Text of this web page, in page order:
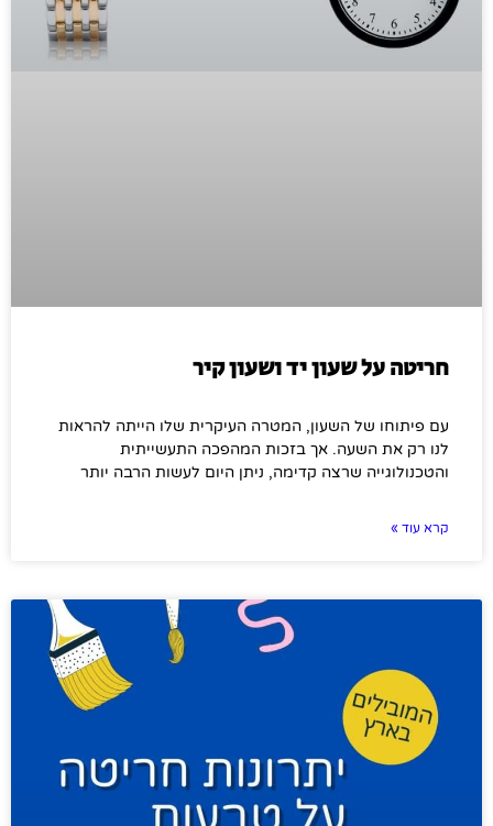
חריטה על שעון יד ושעון קיר
עם פיתוחו של השעון, המטרה העיקרית שלו הייתה להראות
לנו רק את השעה. אך בזכות המהפכה התעשייתית
והטכנולוגייה שרצה קדימה, ניתן היום לעשות הרבה יותר
קרא עוד »